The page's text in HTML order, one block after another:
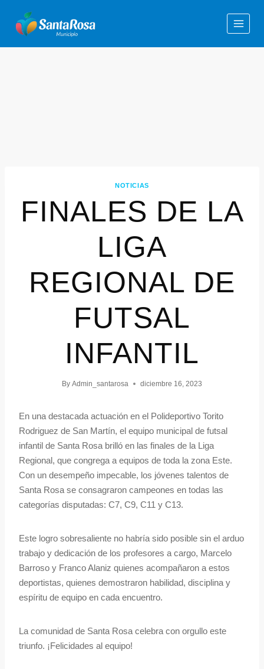
NOTICIAS
FINALES DE LA
LIGA
REGIONAL DE
FUTSAL
INFANTIL
By Admin_santarosa diciembre 16, 2023
En una destacada actuación en el Polideportivo Torito
Rodriguez de San Martín, el equipo municipal de futsal
infantil de Santa Rosa brilló en las finales de la Liga
Regional, que congrega a equipos de toda la zona Este.
Con un desempeño impecable, los jóvenes talentos de
Santa Rosa se consagraron campeones en todas las
categorías disputadas: C7, C9, C11 y C13.
Este logro sobresaliente no habría sido posible sin el arduo
trabajo y dedicación de los profesores a cargo, Marcelo
Barroso y Franco Alaniz quienes acompañaron a estos
deportistas, quienes demostraron habilidad, disciplina y
espíritu de equipo en cada encuentro.
La comunidad de Santa Rosa celebra con orgullo este
triunfo. ¡Felicidades al equipo!